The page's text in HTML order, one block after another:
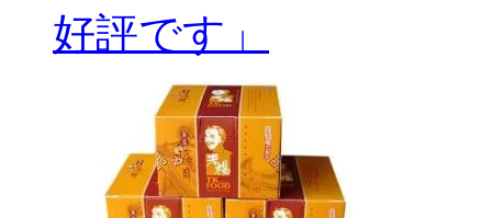
好評です」